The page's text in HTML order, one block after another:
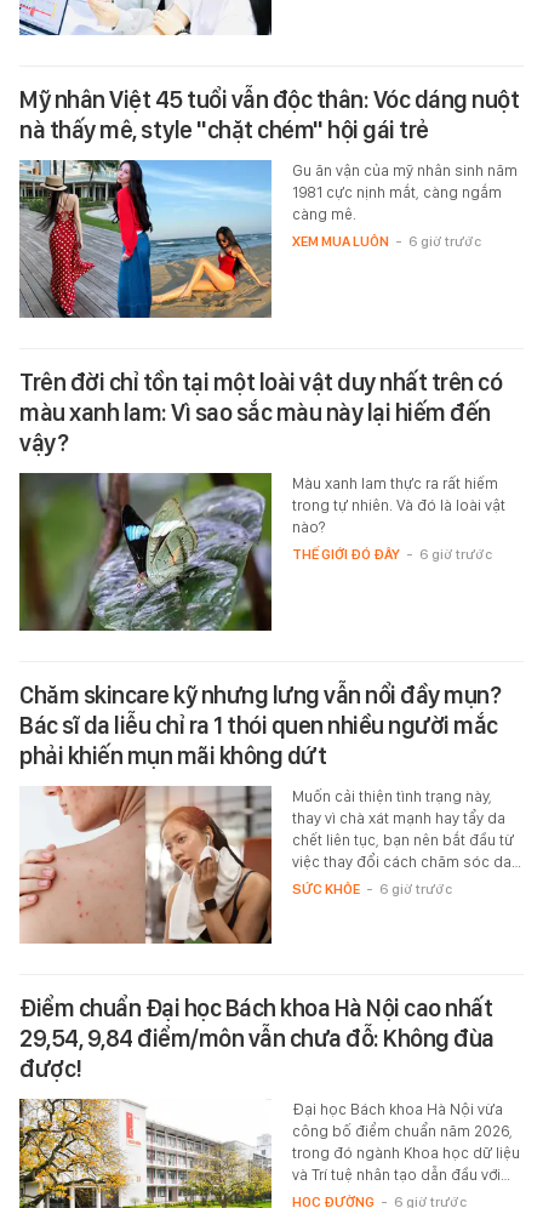
Mỹ nhân Việt 45 tuổi vẫn độc thân: Vóc dáng nuột
nà thấy mê, style "chặt chém" hội gái trẻ
Gu ăn vận của mỹ nhân sinh năm
1981 cực nịnh mắt, càng ngắm
càng mê.
XEM MUA LUÔN - 6 giờ trước
Trên đời chỉ tồn tại một loài vật duy nhất trên có
màu xanh lam: Vì sao sắc màu này lại hiếm đến
vậy?
Màu xanh lam thực ra rất hiếm
trong tự nhiên. Và đó là loài vật
nào?
THẾ GIỚI ĐÓ ĐÂY - 6 giờ trước
Chăm skincare kỹ nhưng lưng vẫn nổi đầy mụn?
Bác sĩ da liễu chỉ ra 1 thói quen nhiều người mắc
phải khiến mụn mãi không dứt
Muốn cải thiện tình trạng này,
thay vì chà xát mạnh hay tẩy da
chết liên tục, bạn nên bắt đầu từ
việc thay đổi cách chăm sóc da…
SỨC KHỎE - 6 giờ trước
Điểm chuẩn Đại học Bách khoa Hà Nội cao nhất
29,54, 9,84 điểm/môn vẫn chưa đỗ: Không đùa
được!
Đại học Bách khoa Hà Nội vừa
công bố điểm chuẩn năm 2026,
trong đó ngành Khoa học dữ liệu
và Trí tuệ nhân tạo dẫn đầu với…
HỌC ĐƯỜNG - 6 giờ trước